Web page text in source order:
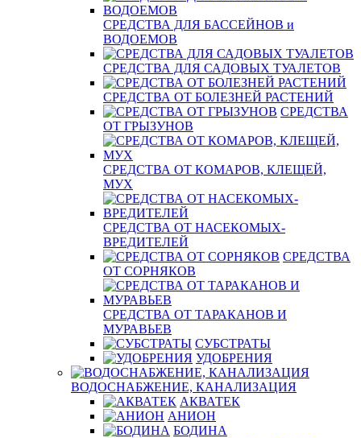
СРЕДСТВА ДЛЯ БАССЕЙНОВ и
ВОДОЕМОВ
СРЕДСТВА ДЛЯ САДОВЫХ ТУАЛЕТОВ
СРЕДСТВА ОТ БОЛЕЗНЕЙ РАСТЕНИЙ
СРЕДСТВА
ОТ ГРЫЗУНОВ
СРЕДСТВА ОТ КОМАРОВ, КЛЕЩЕЙ,
МУХ
СРЕДСТВА ОТ НАСЕКОМЫХ-
ВРЕДИТЕЛЕЙ
СРЕДСТВА
ОТ СОРНЯКОВ
СРЕДСТВА ОТ ТАРАКАНОВ И
МУРАВЬЕВ
СУБСТРАТЫ
УДОБРЕНИЯ
ВОДОСНАБЖЕНИЕ, КАНАЛИЗАЦИЯ
АКВАТЕК
АНИОН
БОДИНА